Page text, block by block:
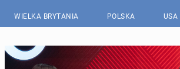
WIELKA BRYTANIA POLSKA USA